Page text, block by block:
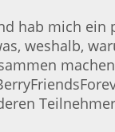
hab mich
weshalb,